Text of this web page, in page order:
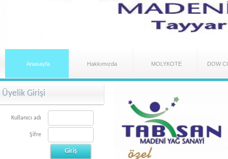
Anasayfa Hakkımızda MOLYKOTE DOW
Üyelik Girişi
Kullanıcı adı
Şifre